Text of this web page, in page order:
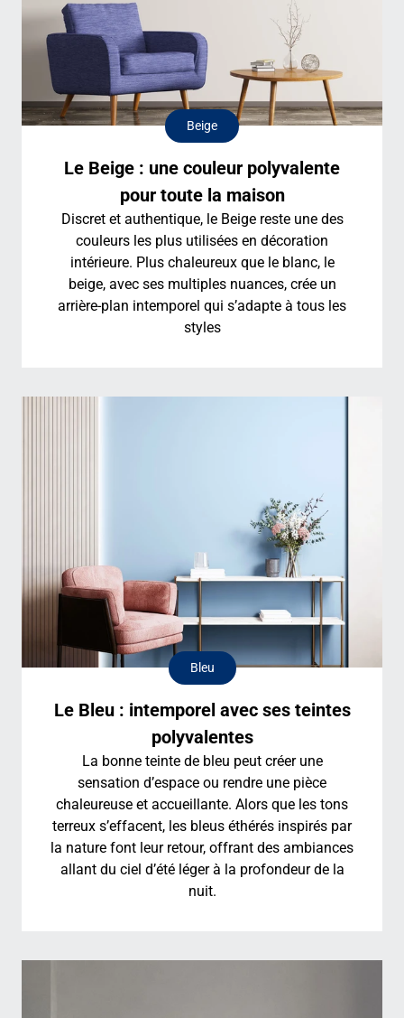
Le Beige : une couleur polyvalente
pour toute la maison
Beige
Discret et authentique, le Beige reste une des
couleurs les plus utilisées en décoration
intérieure. Plus chaleureux que le blanc, le
beige, avec ses multiples nuances, crée un
arrière-plan intemporel qui s’adapte à tous les
styles
Le Bleu : intemporel avec ses teintes
polyvalentes
Bleu
La bonne teinte de bleu peut créer une
sensation d’espace ou rendre une pièce
chaleureuse et accueillante. Alors que les tons
terreux s’effacent, les bleus éthérés inspirés par
la nature font leur retour, offrant des ambiances
allant du ciel d’été léger à la profondeur de la
nuit.